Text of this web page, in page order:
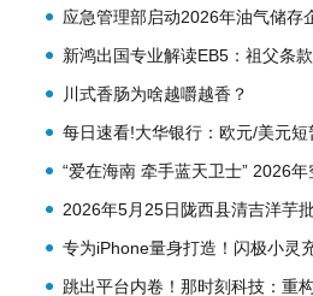
等多家机构于5月18日调研我司
应急管理部启动2026年油气储存
指导服务
新鸿出国专业解读EB5：祖父条
键抉择
川式香肠为啥越嚼越香？
每日速看!大华银行：欧元/美元短
1.1575后企稳 短期上看1.1660
“爱在海南 牵手蓝天卫士” 2026
体婚礼暨军地联谊交友活动 温情
2026年5月25日陇西县清吉洋芋
有限责任公司价格行情
专为iPhone量身打造！闪极小灵
感，成为苹果百搭快充配件
跳出平台内卷！那时刻科技：重